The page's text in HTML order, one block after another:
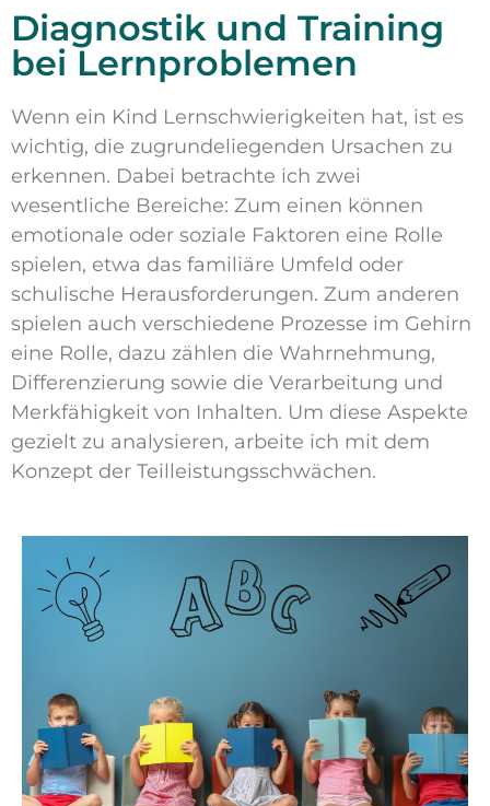
Diagnostik und Training
bei Lernproblemen
Wenn ein Kind Lernschwierigkeiten hat, ist es
wichtig, die zugrundeliegenden Ursachen zu
erkennen. Dabei betrachte ich zwei
wesentliche Bereiche: Zum einen können
emotionale oder soziale Faktoren eine Rolle
spielen, etwa das familiäre Umfeld oder
schulische Herausforderungen. Zum anderen
spielen auch verschiedene Prozesse im Gehirn
eine Rolle, dazu zählen die Wahrnehmung,
Differenzierung sowie die Verarbeitung und
Merkfähigkeit von Inhalten. Um diese Aspekte
gezielt zu analysieren, arbeite ich mit dem
Konzept der Teilleistungsschwächen.